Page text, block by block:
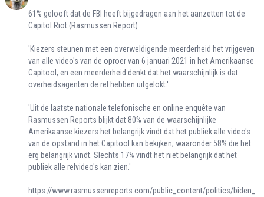
61% gelooft dat de FBI heeft bijgedragen aan het aanzetten tot de
Capitol Riot (Rasmussen Report)
'Kiezers steunen met een overweldigende meerderheid het vrijgeven
van alle video's van de oproer van 6 januari 2021 in het Amerikaanse
Capitool, en een meerderheid denkt dat het waarschijnlijk is dat
overheidsagenten de rel hebben uitgelokt.'
'Uit de laatste nationale telefonische en online enquête van
Rasmussen Reports blijkt dat 80% van de waarschijnlijke
Amerikaanse kiezers het belangrijk vindt dat het publiek alle video's
van de opstand in het Capitool kan bekijken, waaronder 58% die het
erg belangrijk vindt. Slechts 17% vindt het niet belangrijk dat het
publiek alle relvideo's kan zien.'
https://www.rasmussenreports.com/public_content/politics/biden_